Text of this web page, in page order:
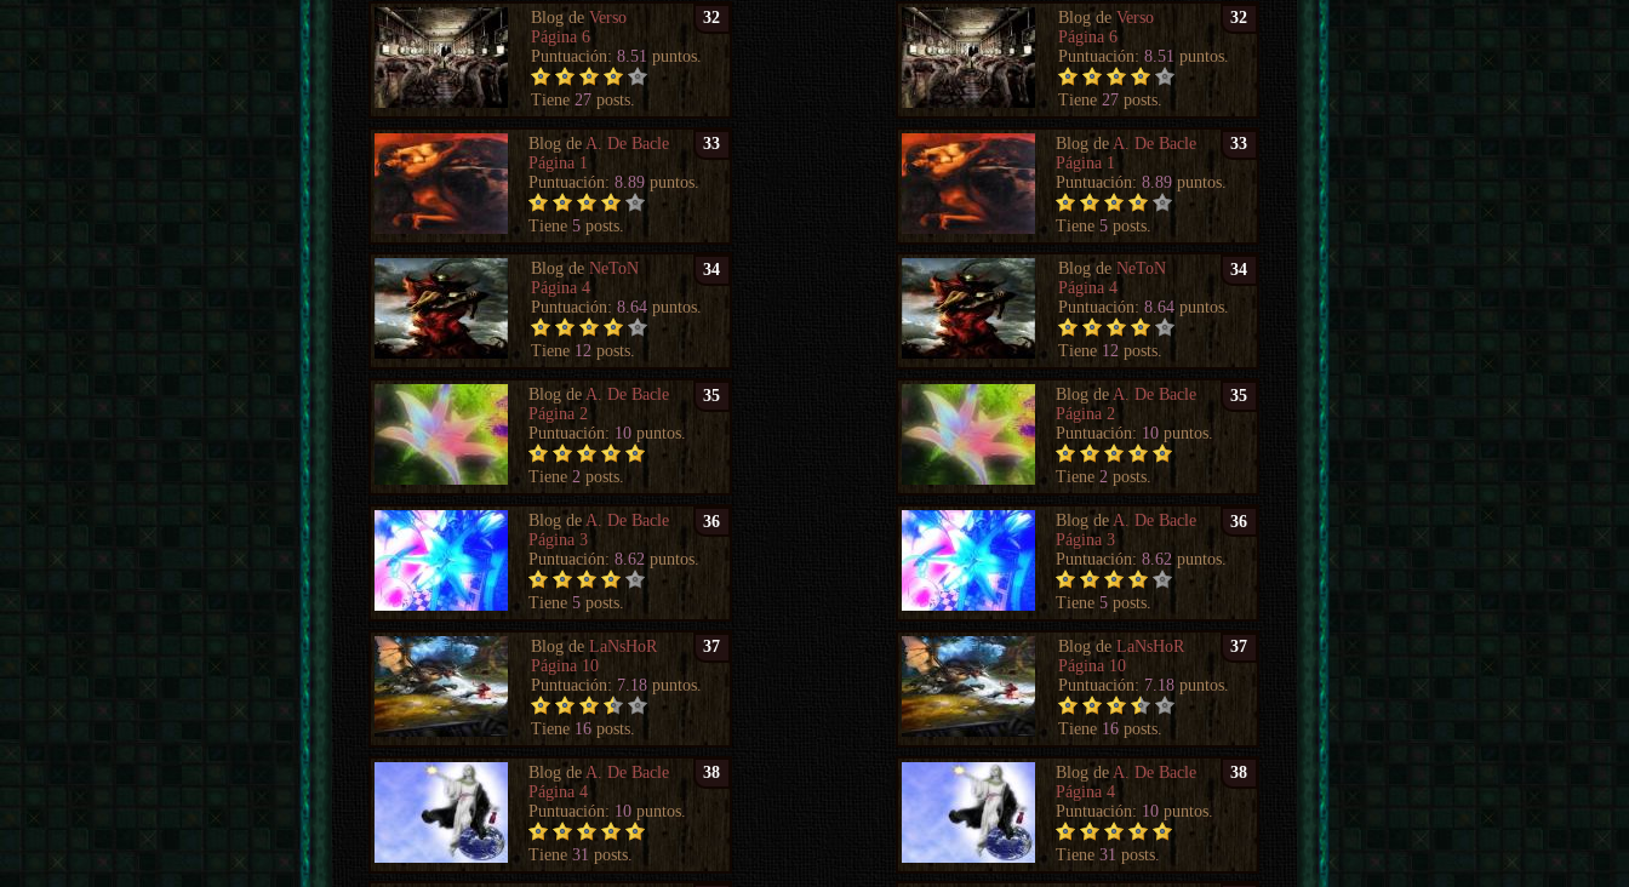
32
Blog deVerso
Página 6
Puntuación:8.51 puntos.
Tiene 27 posts.
33
Blog de A. De Bacle
Página 1
Puntuación:8.89 puntos.
Tiene5 posts.
34
Blog deNeToN
Página 4
Puntuación:8.64 puntos.
Tiene 12 posts.
35
Blog deA. De Bacle
Página 2
Puntuación: 10 puntos.
Tiene2 posts.
36
Blog de A. De Bacle
Página 3
Puntuación:8.62 puntos.
Tiene5 posts.
37
Blog deLaNsHoR
Página 10
Puntuación: 7.18 puntos.
Tiene 16 posts.
38
Blog de A. De Bacle
Página 4
Puntuación: 10 puntos.
Tiene31 posts.
32
Blog deVerso
Página 6
Puntuación:8.51 puntos.
Tiene 27 posts.
33
Blog de A. De Bacle
Página 1
Puntuación:8.89 puntos.
Tiene5 posts.
34
Blog deNeToN
Página 4
Puntuación:8.64 puntos.
Tiene 12 posts.
35
Blog deA. De Bacle
Página 2
Puntuación: 10 puntos.
Tiene2 posts.
36
Blog de A. De Bacle
Página 3
Puntuación:8.62 puntos.
Tiene5 posts.
37
Blog deLaNsHoR
Página 10
Puntuación: 7.18 puntos.
Tiene 16 posts.
38
Blog de A. De Bacle
Página 4
Puntuación: 10 puntos.
Tiene31 posts.